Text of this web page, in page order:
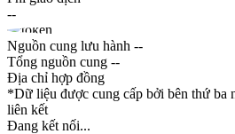
--
Nguồn cung lưu hành --
Tổng nguồn cung --
Địa chỉ hợp đồng
*Dữ liệu được cung cấp bởi bên thứ ba
liên kết
Đang kết nối...